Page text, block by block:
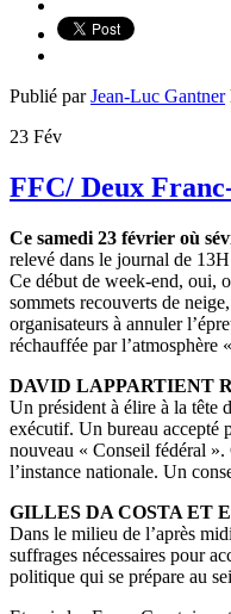
Publié parJean-Luc Gantner
23 Fév
FFC/ Deux
Ce samedi 23 février où
relevé dans le journal de
Ce début de week-end, oui,
sommets recouverts de
organisateurs à annuler
réchauffée par l’atmosphère
DAVID LAPPARTIENT
Un président à élire à la tête
exécutif. Un bureau accepté
nouveau « Conseil fédéral
l’instance nationale. Un
GILLES DA COSTA ET
Dans le milieu de l’après
suffrages nécessaires pour
politique qui se prépare au